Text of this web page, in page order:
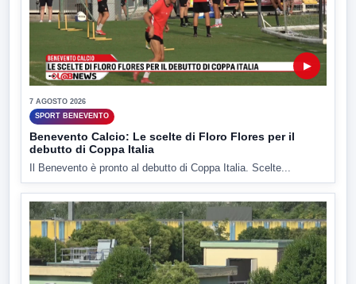
▶
7 AGOSTO 2026
SPORT BENEVENTO
Benevento Calcio: Le scelte di Floro Flores per il
debutto di Coppa Italia
Il Benevento è pronto al debutto di Coppa Italia. Scelte...